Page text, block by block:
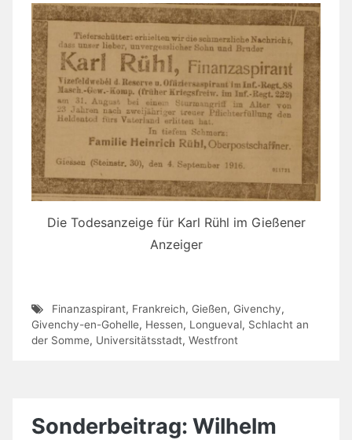
Die Todesanzeige für Karl Rühl im Gießener
Anzeiger
Finanzaspirant, Frankreich, Gießen, Givenchy,
Givenchy-en-Gohelle, Hessen, Longueval, Schlacht an
der Somme, Universitätsstadt, Westfront
Sonderbeitrag: Wilhelm